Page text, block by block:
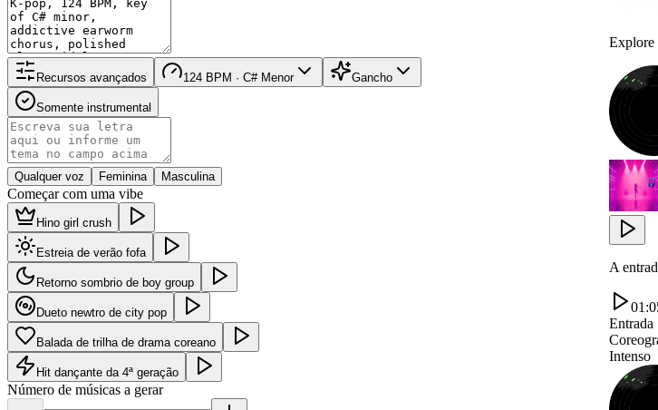
Recursos avançados 124 BPM · C# Menor Gancho
Somente instrumental
Qualquer voz Feminina Masculina
Começar com uma vibe
Hino girl crush
Estreia de verão fofa
Retorno sombrio de boy group
Dueto newtro de city pop
Balada de trilha de drama coreano
Hit dançante da 4ª geração
Número de músicas a gerar
Explore
A
Entrada
Intenso